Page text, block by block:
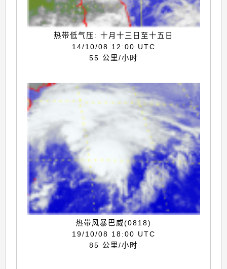
热带低气压: 十月十三日至十五日
14/10/08 12:00 UTC
55 公里/小时
热带风暴巴威(0818)
19/10/08 18:00 UTC
85 公里/小时